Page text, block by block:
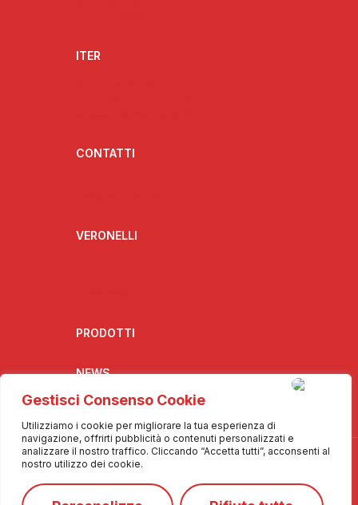
Gestisci Consenso Cookie
Utilizziamo i cookie per migliorare la tua esperienza di
navigazione, offrirti pubblicità o contenuti personalizzati e
analizzare il nostro traffico. Cliccando “Accetta tutti”, acconsenti al
nostro utilizzo dei cookie.
ITER
CONTATTI
VERONELLI
PRODOTTI
NEWS